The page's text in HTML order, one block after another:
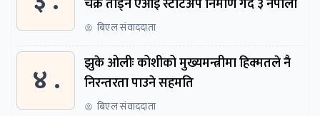
चक्र तोड्न एआई स्टार्टअप निर्माण गर्दै ३ नेपाली
बिएल संवाददाता
४ .
झुके ओलीः कोशीको मुख्यमन्त्रीमा हिक्मतले नै
निरन्तरता पाउने सहमति
बिएल संवाददाता